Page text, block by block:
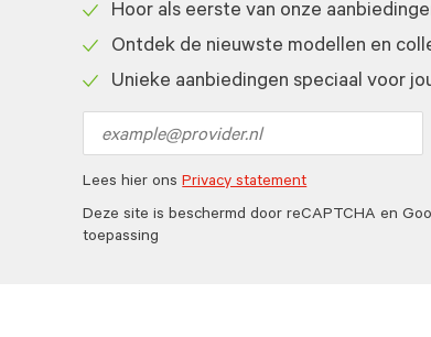
icon
Hoor als eerste van onze
icon
Ontdek de nieuwste modellen en
Unieke aanbiedingen speciaal voor
address
Lees hier onsPrivacy statement
Deze site is beschermd door reCAPTCHA en
toepassing